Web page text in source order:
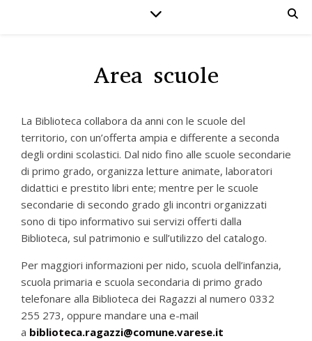
Area scuole
La Biblioteca collabora da anni con le scuole del
territorio, con un’offerta ampia e differente a seconda
degli ordini scolastici. Dal nido fino alle scuole secondarie
di primo grado, organizza letture animate, laboratori
didattici e prestito libri ente; mentre per le scuole
secondarie di secondo grado gli incontri organizzati
sono di tipo informativo sui servizi offerti dalla
Biblioteca, sul patrimonio e sull’utilizzo del catalogo.
Per maggiori informazioni per nido, scuola dell’infanzia,
scuola primaria e scuola secondaria di primo grado
telefonare alla Biblioteca dei Ragazzi al numero 0332
255 273, oppure mandare una e-mail
a biblioteca.ragazzi@comune.varese.it